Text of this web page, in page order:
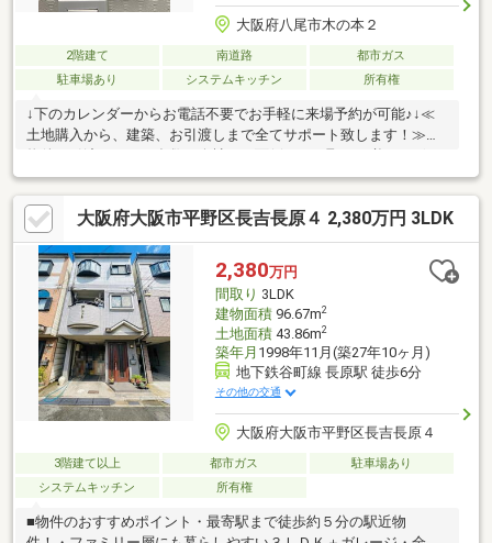
大阪府八尾市木の本２
2階建て 南道路
都市ガス
駐車場あり
システムキッチン 所有権
↓下のカレンダーからお電話不要でお手軽に来場予約が可能♪↓≪
土地購入から、建築、お引渡しまで全てサポート致します！≫本
ません！弊社が窓口となりご対応致します。建物の仕様、資金計
画などご説明させて頂きます。本物件は、建物プランをご用意し
ております。 お客様と、間取りからご一緒に考えて進めて
まいります。気になることがございましたら、是非お気軽にお問
合せ下さいませ
大阪府大阪市平野区長吉長原４ 2,380万円 3LDK
2,380万円
間取り 3LDK
建物面積96.67m2
土地面積43.86m2
築年月 1998年11月(築27年10ヶ月)
地下鉄谷町線 長原駅 徒歩6分
その他の交通
大阪府大阪市平野区長吉長原４
3階建て以上 都市ガス
駐車場あり
システムキッチン
所有権
■物件のおすすめポイント・最寄駅まで徒歩約５分の駅近物